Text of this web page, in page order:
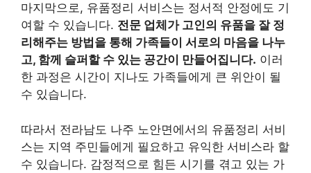
마지막으로, 유품정리 서비스는 정서적 안정에도 기
여할 수 있습니다. 전문 업체가 고인의 유품을 잘 정
리해주는 방법을 통해 가족들이 서로의 마음을 나누
고, 함께 슬퍼할 수 있는 공간이 만들어집니다. 이러
한 과정은 시간이 지나도 가족들에게 큰 위안이 될
수 있습니다.
따라서 전라남도 나주 노안면에서의 유품정리 서비
스는 지역 주민들에게 필요하고 유익한 서비스라 할
수 있습니다. 감정적으로 힘든 시기를 겪고 있는 가